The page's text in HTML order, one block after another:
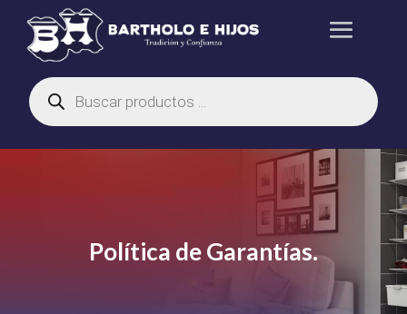
Búsqueda
de
productos
Política de Garantías.